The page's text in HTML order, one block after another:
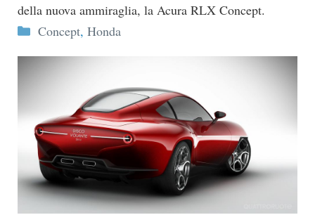
della nuova ammiraglia, la Acura RLX Concept.
Categorie
Concept, Honda